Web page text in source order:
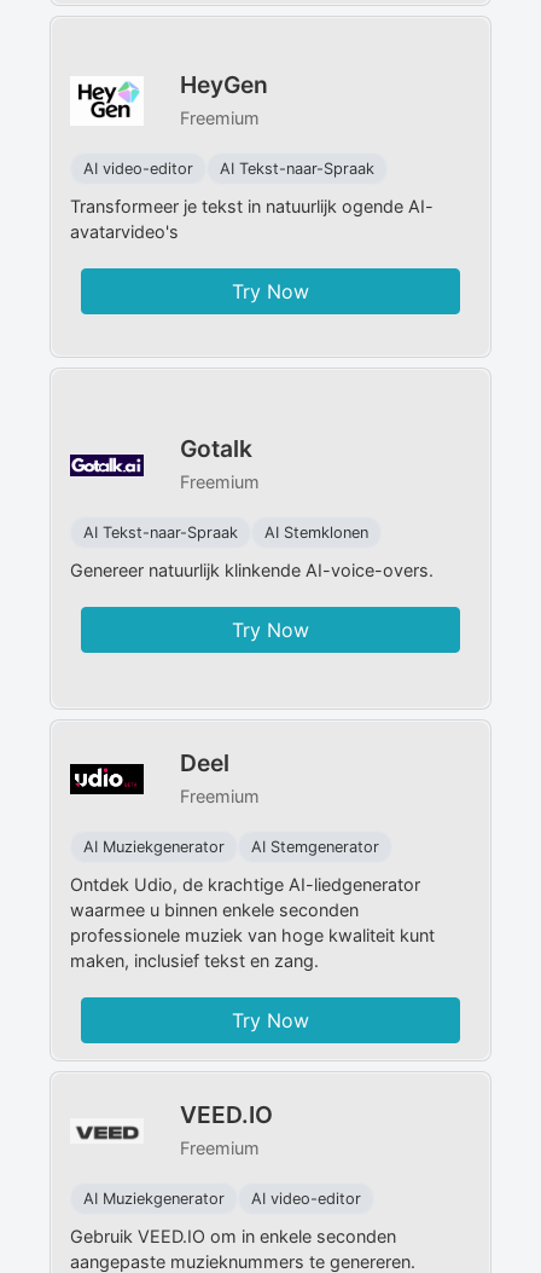
HeyGen
Freemium
AI video-editor AI Tekst-naar-Spraak
Transformeer je tekst in natuurlijk ogende AI-
avatarvideo's
Try Now
Gotalk
Freemium
AI Tekst-naar-Spraak AI Stemklonen
Genereer natuurlijk klinkende AI-voice-overs.
Try Now
Deel
Freemium
AI Muziekgenerator AI Stemgenerator
Ontdek Udio, de krachtige AI-liedgenerator
waarmee u binnen enkele seconden
professionele muziek van hoge kwaliteit kunt
maken, inclusief tekst en zang.
Try Now
VEED.IO
Freemium
AI Muziekgenerator AI video-editor
Gebruik VEED.IO om in enkele seconden
aangepaste muzieknummers te genereren.